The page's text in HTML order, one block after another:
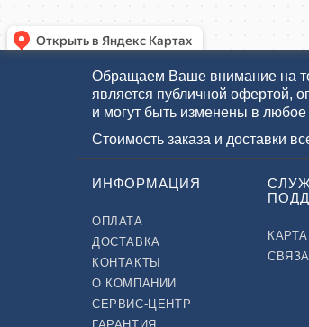
Обращаем Ваше внимание на
является публичной офертой,
и могут быть изменены в любое
Стоимость заказа и доставки
ИНФОРМАЦИЯ
ОПЛАТА
ДОСТАВКА
КОНТАКТЫ
О КОМПАНИИ
СЕРВИС-ЦЕНТР